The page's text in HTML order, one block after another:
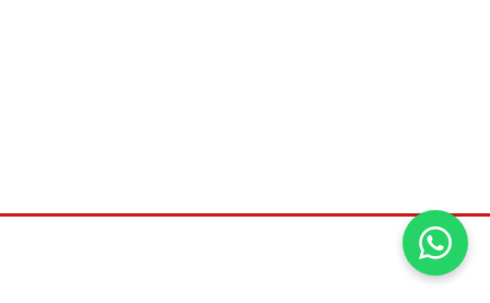
Universal distribuidora, Todos os direitos